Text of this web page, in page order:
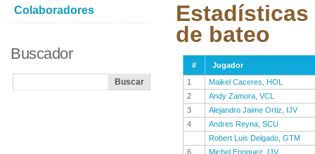
Estadísticas
de bateo
#
Jugador
1
Maikel Caceres
HOL
2
Andy Zamora VCL
3
Alejandro Jaime Ortiz
IJV
4
Andres Reyna SCU
Robert Luis Delgado GTM
6
Michel Enriquez
IJV
Colaboradores
Buscador